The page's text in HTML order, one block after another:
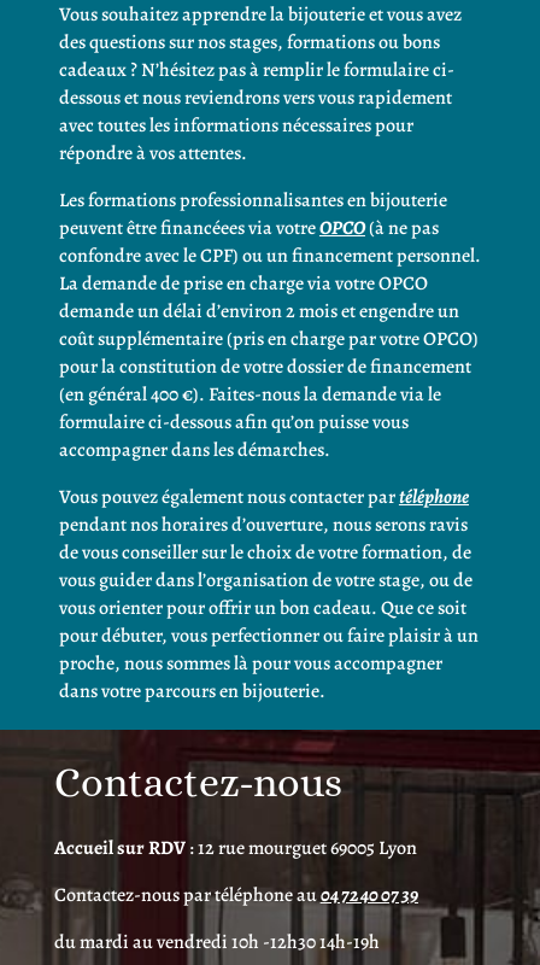
Vous souhaitez apprendre la bijouterie et vous avez
des questions sur nos stages, formations ou bons
cadeaux ? N’hésitez pas à remplir le formulaire ci-
dessous et nous reviendrons vers vous rapidement
avec toutes les informations nécessaires pour
répondre à vos attentes.
Les formations professionnalisantes en bijouterie
peuvent être financéees via votreOPCO(à ne pas
confondre avec le CPF) ou un financement personnel.
La demande de prise en charge via votre OPCO
demande un délai d’environ 2 mois et engendre un
coût supplémentaire (pris en charge par votre OPCO)
pour la constitution de votre dossier de financement
(en général 400 €). Faites-nous la demande via le
formulaire ci-dessous afin qu’on puisse vous
accompagner dans les démarches.
Vous pouvez également nous contacter partéléphone
pendant nos horaires d’ouverture, nous serons ravis
de vous conseiller sur le choix de votre formation, de
vous guider dans l’organisation de votre stage, ou de
vous orienter pour offrir un bon cadeau. Que ce soit
pour débuter, vous perfectionner ou faire plaisir à un
proche, nous sommes là pour vous accompagner
dans votre parcours en bijouterie.
Contactez-nous
Accueil sur RDV: 12 rue mourguet 69005 Lyon
Contactez-nous par téléphone au04 72 40 07 39
du mardi au vendredi 10h -12h30 14h-19h